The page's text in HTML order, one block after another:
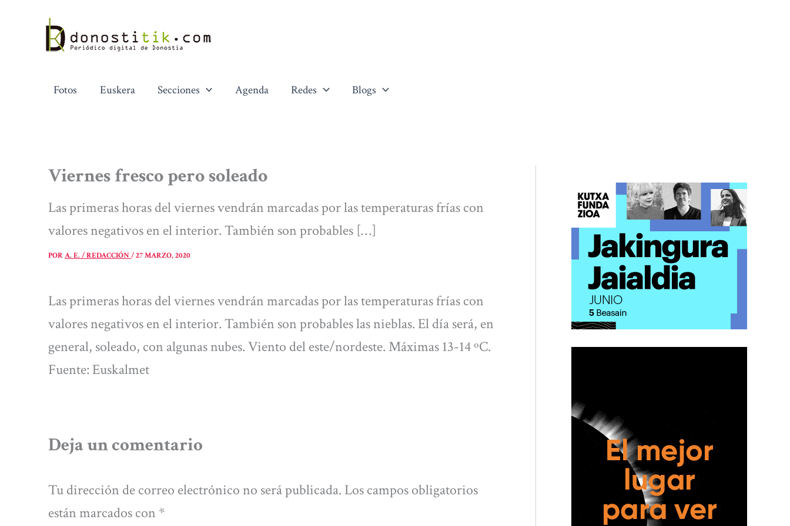
contenido
Fotos Euskera Secciones Agenda Redes Blogs
Viernes fresco pero soleado
Las primeras horas del viernes vendrán marcadas por las temperaturas frías con
valores negativos en el interior. También son probables […]
PORA. E. / REDACCIÓN/27 MARZO, 2020
Las primeras horas del viernes vendrán marcadas por las temperaturas frías con
valores negativos en el interior. También son probables las nieblas. El día será, en
general, soleado, con algunas nubes. Viento del este/nordeste. Máximas 13-14 ºC.
Fuente: Euskalmet
Deja un comentario
Tu dirección de correo electrónico no será publicada. Los campos obligatorios
están marcados con *